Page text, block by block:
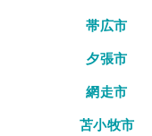
帯広市
夕張市
網走市
苫小牧市